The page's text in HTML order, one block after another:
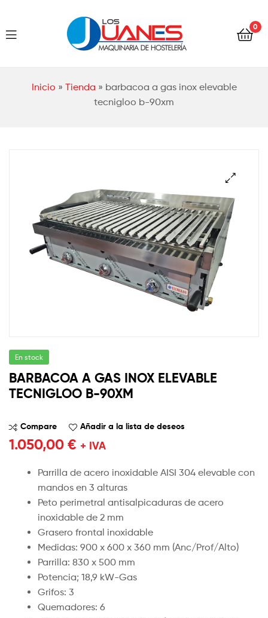
Los
0
Inicio » Tienda » barbacoa a gas inox elevable
tecnigloo b-90xm
Los
En stock
BARBACOA A GAS INOX ELEVABLE
TECNIGLOO B-90XM
Compare Añadir a la lista de deseos
1.050,00 € + IVA
Parrilla de acero inoxidable AISI 304 elevable con
mandos en 3 alturas
Peto perimetral antisalpicaduras de acero
inoxidable de 2 mm
Grasero frontal inoxidable
Medidas: 900 x 600 x 360 mm (Anc/Prof/Alto)
Parrilla: 830 x 500 mm
Potencia; 18,9 kW-Gas
Grifos: 3
Quemadores: 6